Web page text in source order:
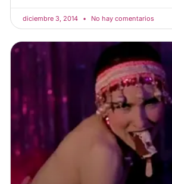
diciembre 3, 2014 No hay comentarios